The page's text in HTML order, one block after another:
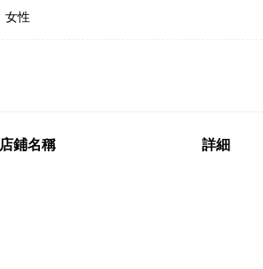
女性
店鋪名稱 詳細